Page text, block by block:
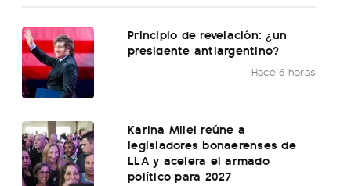
Principio de revelación: ¿un
presidente antiargentino?
Hace 6 horas
Karina Milei reúne a
legisladores bonaerenses de
LLA y acelera el armado
político para 2027